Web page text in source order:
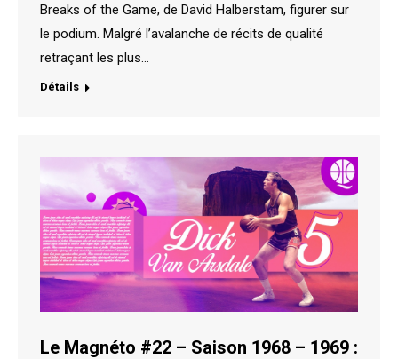
Breaks of the Game, de David Halberstam, figurer sur
le podium. Malgré l’avalanche de récits de qualité
retraçant les plus…
Détails
Le Magnéto #22 – Saison 1968 – 1969 :